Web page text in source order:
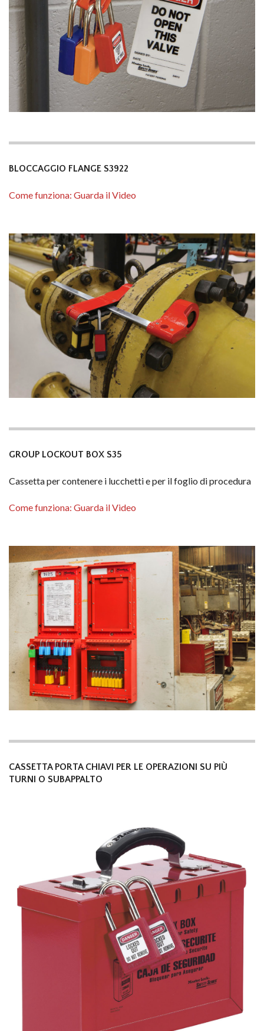
BLOCCAGGIO FLANGE S3922
Come funziona: Guarda il Video
GROUP LOCKOUT BOX S35
Cassetta per contenere i lucchetti e per il foglio di procedura
Come funziona: Guarda il Video
CASSETTA PORTA CHIAVI PER LE OPERAZIONI SU PIÙ
TURNI O SUBAPPALTO